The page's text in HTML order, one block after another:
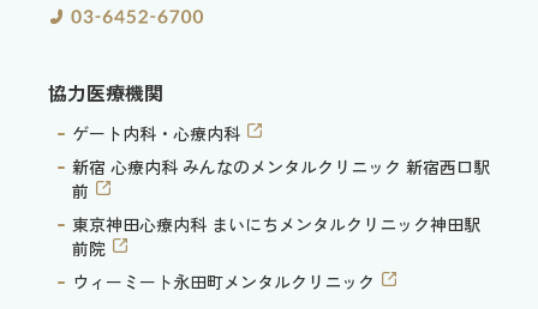
協力医療機関
ゲート内科・心療内科
新宿 心療内科 みんなのメンタルクリニック 新宿西口駅
前
東京神田心療内科 まいにちメンタルクリニック神田駅
前院
ウィーミート永田町メンタルクリニック